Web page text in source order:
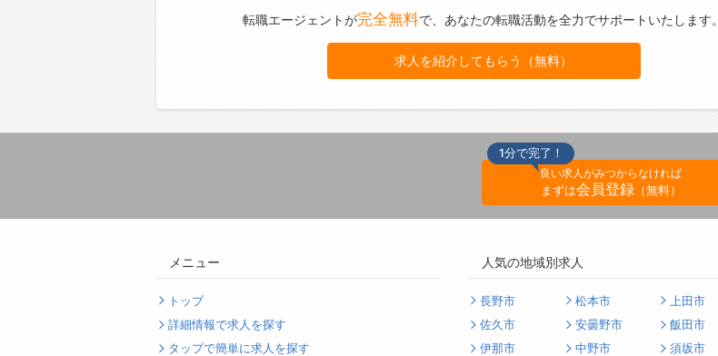
転職エージェントが完全無料で、 あなたの転職活動を全力でサポートいたします。
求人を紹介してもらう（無料）
1分で完了！
良い求人がみつからなければ
まずは会員登録（無料）
メニュー
トップ
詳細情報で求人を探す
タップで簡単に求人を探す
人気の地域別求人
長野市 松本市
上田市
佐久市
安曇野市
飯田市
伊那市
中野市
須坂市